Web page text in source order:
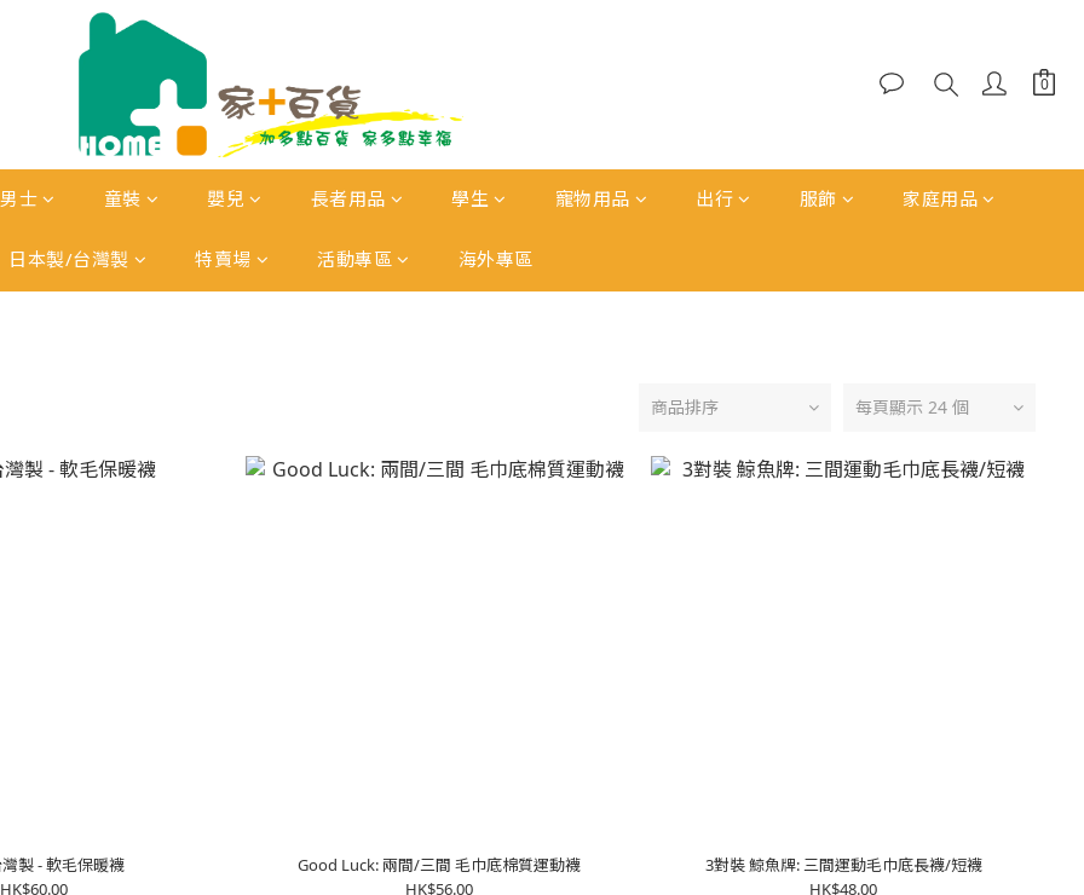
男士 童裝 嬰兒 長者用品 學生 寵物用品 出行 服飾 家庭用品
日本製/台灣製 特賣場 活動專區 海外專區
商品排序 每頁顯示 24 個
製 - 軟毛保暖襪
HK$60.00
Good Luck: 兩間/三間 毛巾底棉質運動襪
HK$56.00
3對裝 鯨魚牌: 三間運動毛巾底長襪/短襪
HK$48.00